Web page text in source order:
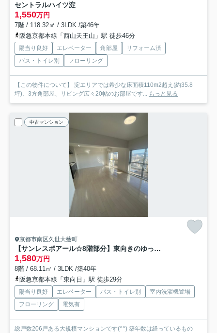
セントラルハイツ淀
1,550万円
7階 / 118.32㎡ / 3LDK /築46年
阪急京都本線「西山天王山」駅 徒歩46分
陽当り良好 エレベーター 角部屋
リフォーム済
バス・トイレ別
フローリング
【この物件について】 淀エリアでは希少な床面積110m2超え(約35.8
坪)、3方角部屋、リビング広々20帖のお部屋です... もっと見る
中古マンション
京都市南区久世大薮町
【サンレスポアール☆8階部分】東向きのゆったりとしたリビングです！
1,580万円
8階 / 68.11㎡ / 3LDK /築40年
阪急京都本線「東向日」駅 徒歩29分
陽当り良好 エレベーター バス・トイレ別
室内洗濯機置場
フローリング
電気有
総戸数206戸ある大規模マンションです(^^) 築年数は経っているもの